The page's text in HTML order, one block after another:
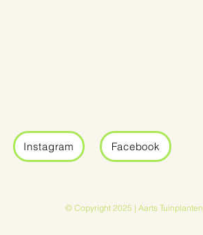
Instagram Facebook
© Copyright 2025 | Aarts Tuinplanten